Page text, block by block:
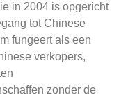
in 2004 is opgericht
tot Chinese
fungeert als een
verkopers,
zonder de